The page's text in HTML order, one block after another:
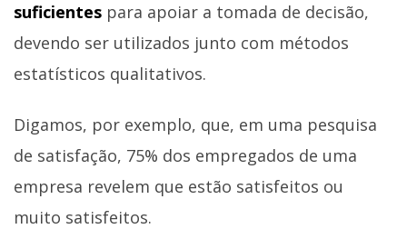
suficientes para apoiar a tomada de decisão,
devendo ser utilizados junto com métodos
estatísticos qualitativos.
Digamos, por exemplo, que, em uma pesquisa
de satisfação, 75% dos empregados de uma
empresa revelem que estão satisfeitos ou
muito satisfeitos.